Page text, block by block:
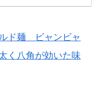
ド麺 ビャンビャ
く八角が効いた味